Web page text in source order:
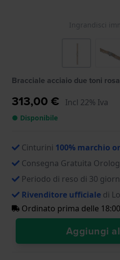
Ingrandisci
Bracciale acciaio due toni rosa
313,00 € Incl 22% Iva
● Disponibile
Cinturini 100% marchio
Consegna Gratuita
Periodo di reso di 30
Rivenditore ufficiale di
Ordinato prima delle
Aggiungi